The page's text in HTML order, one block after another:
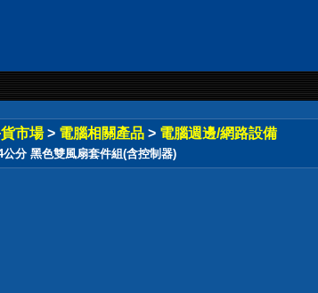
市場 > 電腦相關產品 > 電腦週邊/網路設備
分 黑色雙風扇套件組(含控制器)